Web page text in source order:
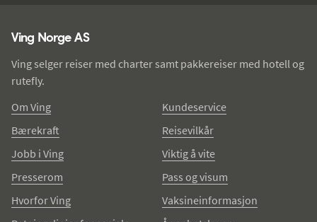
Ving Norge AS
Ving selger reiser med charter samt pakkereiser med hotell og
rutefly.
Om Ving
Bærekraft
Jobb i Ving
Presserom
Hvorfor Ving
Kundeservice
Reisevilkår
Viktig å vite
Pass og visum
Vaksineinformasjon